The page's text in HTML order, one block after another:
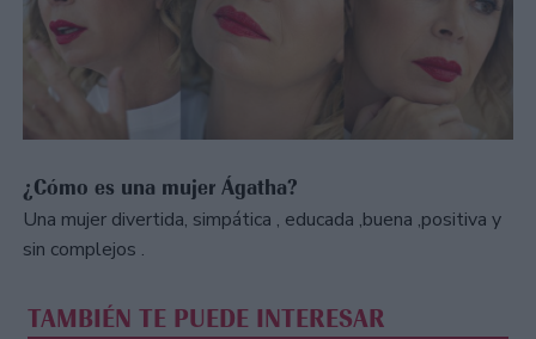
¿Cómo es una mujer Ágatha?
Una mujer divertida, simpática , educada ,buena ,positiva y
sin complejos .
TAMBIÉN TE PUEDE INTERESAR